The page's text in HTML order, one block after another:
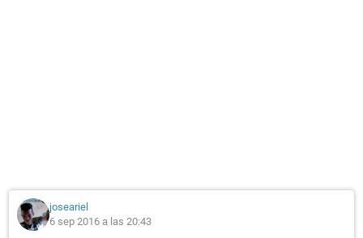
joseariel
6 sep 2016 a las 20:43